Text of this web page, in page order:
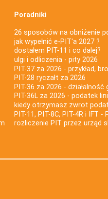
Poradniki
26 sposobów na obniżenie
jak wypełnić e-PIT'a 2027 ?
dostałem PIT-11 i co dalej?
ulgi i odliczenia - pity 2026
PIT-37 za 2026 - przykład,
PIT-28 ryczałt za 2026
PIT-36 za 2026 -
PIT-36L za 2026 - podatek
kiedy otrzymasz zwrot
PIT-11, PIT-8C, PIT-4R i IFT -
rozliczenie PIT przez urząd